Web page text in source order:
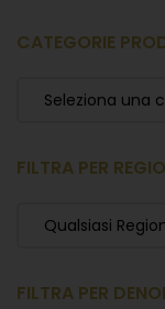
CATEGORIE
Seleziona una
FILTRA PER
Qualsiasi
FILTRA PER